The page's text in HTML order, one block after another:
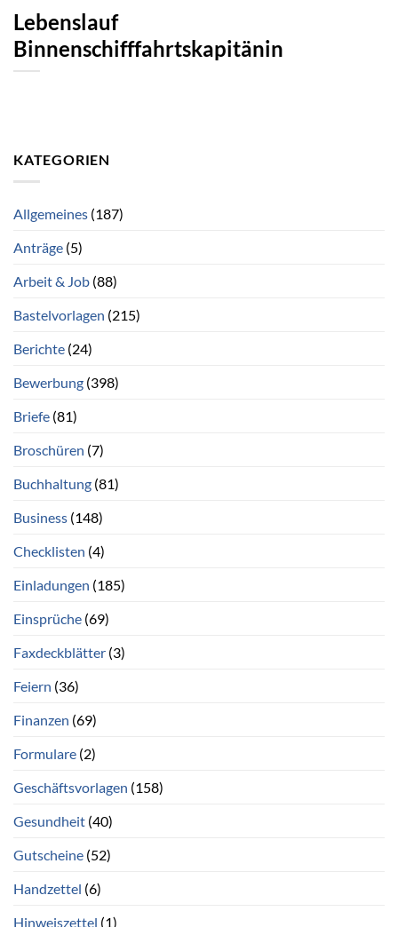
Lebenslauf
Binnenschifffahrtskapitänin
KATEGORIEN
Allgemeines (187)
Anträge (5)
Arbeit & Job (88)
Bastelvorlagen (215)
Berichte (24)
Bewerbung (398)
Briefe (81)
Broschüren (7)
Buchhaltung (81)
Business (148)
Checklisten (4)
Einladungen (185)
Einsprüche (69)
Faxdeckblätter (3)
Feiern (36)
Finanzen (69)
Formulare (2)
Geschäftsvorlagen (158)
Gesundheit (40)
Gutscheine (52)
Handzettel (6)
Hinweiszettel (1)